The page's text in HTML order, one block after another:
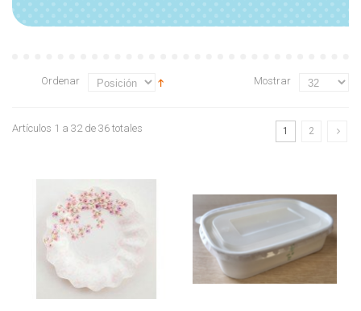
Ordenar Mostrar
Artículos 1 a 32 de 36 totales 1 2